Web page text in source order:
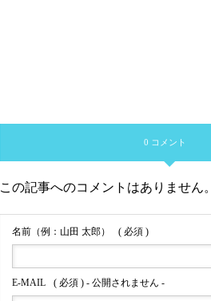
0 コメント
この記事へのコメントはありません。
名前（例：山田 太郎） ( 必須 )
E-MAIL ( 必須 ) - 公開されません -